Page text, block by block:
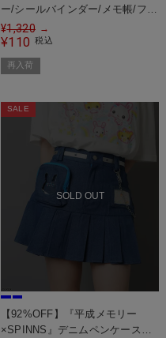
ー/シールバインダー/メモ帳/ファ
ンシー/#平成女児
¥1,320 →
¥110 税込
再入荷
SOLD OUT
SALE
【92%OFF】『平成メモリー
×SPINNS』デニムペンケース風